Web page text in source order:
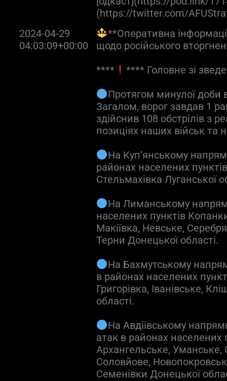
(https://twitter.com/
2024-04-29
04:03:09+00:00
**Оперативна
щодо російського
****
**** Головне зі
Протягом минулої доби
Загалом, ворог завдав 1
здійснив 108 обстрілів з
позиціях наших військ та
На Куп’янському
районах населених
Стельмахівка Луганської
На Лиманському
населених пунктів
Макіївка, Невське,
Терни Донецької області.
На Бахмутському
в районах населених
Григорівка, Іванівське,
області.
На Авдіївському
атак в районах населених
Архангельське, Уманське,
Соловйове,
Семенівки Донецької